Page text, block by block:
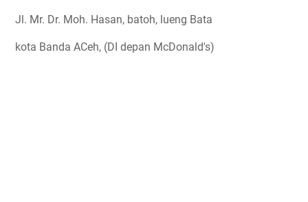
Jl. Mr. Dr. Moh. Hasan, batoh, lueng Bata
kota Banda ACeh, (DI depan McDonald's)